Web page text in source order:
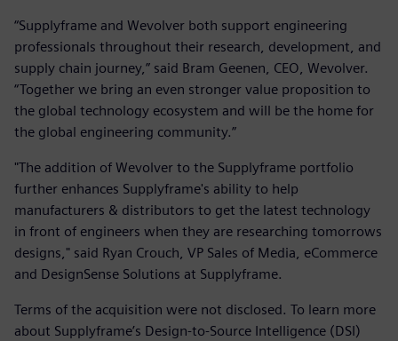
“Supplyframe and Wevolver both support engineering
professionals throughout their research, development, and
supply chain journey,” said Bram Geenen, CEO, Wevolver.
“Together we bring an even stronger value proposition to
the global technology ecosystem and will be the home for
the global engineering community.”
"The addition of Wevolver to the Supplyframe portfolio
further enhances Supplyframe's ability to help
manufacturers & distributors to get the latest technology
in front of engineers when they are researching tomorrows
designs," said Ryan Crouch, VP Sales of Media, eCommerce
and DesignSense Solutions at Supplyframe.
Terms of the acquisition were not disclosed. To learn more
about Supplyframe’s Design-to-Source Intelligence (DSI)